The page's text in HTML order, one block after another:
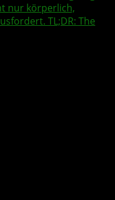
nur körperlich,
TL;DR: The